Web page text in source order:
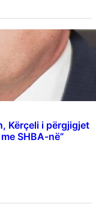
Kërçeli i përgjigjet
SHBA-në”